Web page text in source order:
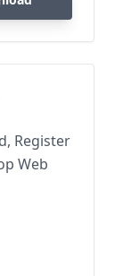
Register
Web